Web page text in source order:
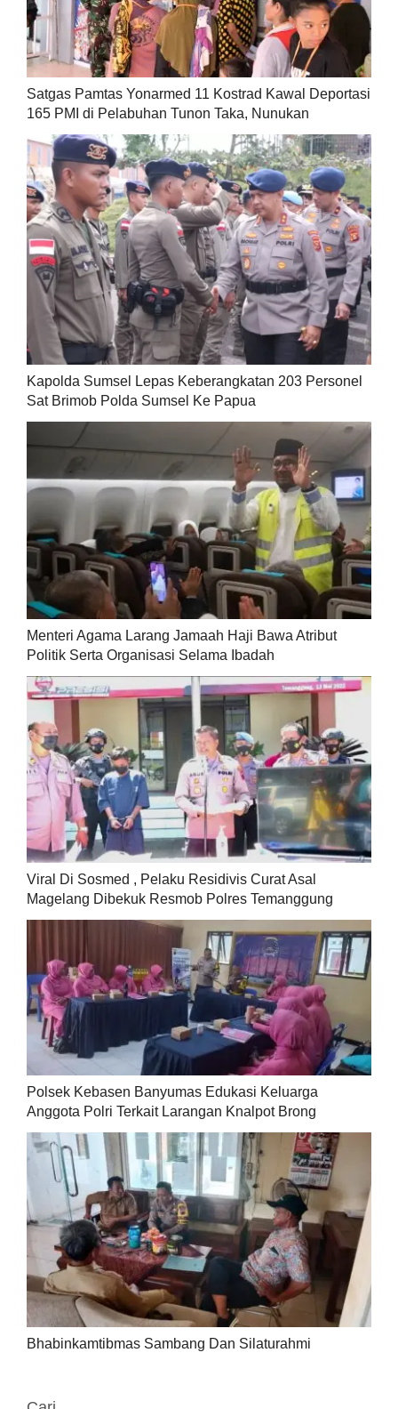
Satgas Pamtas Yonarmed 11 Kostrad Kawal Deportasi
165 PMI di Pelabuhan Tunon Taka, Nunukan
Kapolda Sumsel Lepas Keberangkatan 203 Personel
Sat Brimob Polda Sumsel Ke Papua
Menteri Agama Larang Jamaah Haji Bawa Atribut
Politik Serta Organisasi Selama Ibadah
Viral Di Sosmed , Pelaku Residivis Curat Asal
Magelang Dibekuk Resmob Polres Temanggung
Polsek Kebasen Banyumas Edukasi Keluarga
Anggota Polri Terkait Larangan Knalpot Brong
Bhabinkamtibmas Sambang Dan Silaturahmi